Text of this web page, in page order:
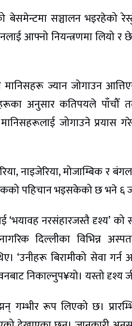
बेसमेन्टमा सञ्चालन
आफ्नो नियन्त्रणमा लियो र
मानिसहरू ज्यान जोगाउन
अनुसार कतिपयले पाँचौँ
जोगाउने प्रयास
नाइजेरिया, मोजाम्बिक र
पहिचान भइसकेको छ भने
‘भयावह नरसंहारजस्तै दृश्य’
दिल्लीका विभिन्न
‘उनीहरू बिरामीको सेवा
निकाल्नुप¥यो। यस्तो दृश्य
गम्भीर रूप लिएको छ।